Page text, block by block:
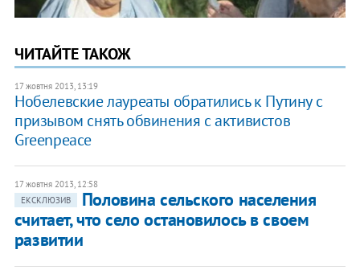
ЧИТАЙТЕ ТАКОЖ
17 жовтня 2013, 13:19
Нобелевские лауреаты обратились к Путину с
призывом снять обвинения с активистов
Greenpeace
17 жовтня 2013, 12:58
ЕКСКЛЮЗИВ
Половина сельского населения
считает, что село остановилось в своем
развитии